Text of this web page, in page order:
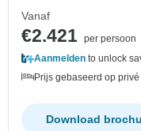
Vanaf
€2.421 per persoon
Aanmelden to unlock
Prijs gebaseerd op
Download